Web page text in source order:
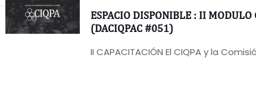
ESPACIO DISPONIBLE : II MODULO
(DACIQPAC #051)
II CAPACITACIÓN El CIQPA y la